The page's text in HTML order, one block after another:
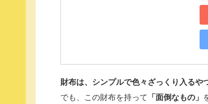
財布は、シンプルで色々ざっくり入るや
でも、この財布を持って 「面倒なもの」